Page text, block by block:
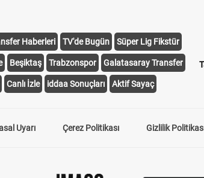
Haberleri TV'de Bugün Süper Lig Fikstür
Beşiktaş Trabzonspor Galatasaray Transfer
Canlı İzle iddaa Sonuçları Aktif Sayaç
Uyarı Çerez Politikası Gizlilik